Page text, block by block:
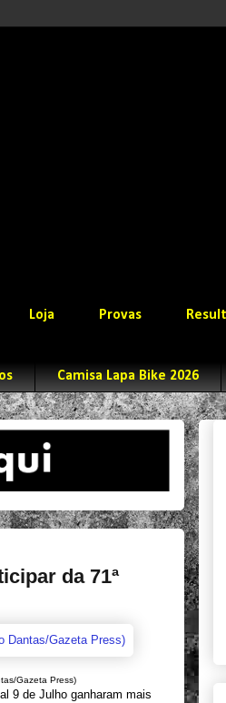
Loja Provas
Camisa Lapa Bike 2026
da 71ª
Gazeta Press)
9 de Julho ganharam mais